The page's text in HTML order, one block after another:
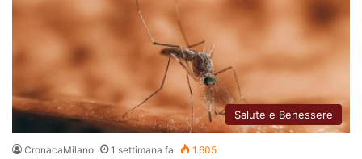
Salute e Benessere
CronacaMilano 1 settimana fa 1.605